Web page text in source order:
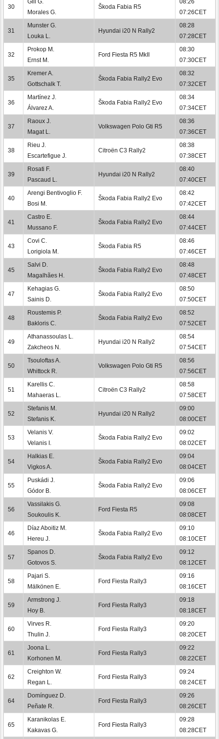
30
Gill G.
Morales G.
Škoda Fabia R5
08:26
07:26CET
31
Munster G.
Louka L.
Hyundai i20 N Rally2
08:28
07:28CET
32
Prokop M.
Ernst M.
Ford Fiesta R5 MkII
08:30
07:30CET
35
Kremer A.
Gottschalk T.
Škoda Fabia Rally2 Evo
08:32
07:32CET
36
Martínez J.
Álvarez A.
Škoda Fabia Rally2 Evo
08:34
07:34CET
37
Raoux J.
Magat L.
Volkswagen Polo Gti R5
08:36
07:36CET
38
Rieu J.
Escartefigue J.
Citroën C3 Rally2
08:38
07:38CET
39
Rosati F.
Pascaud L.
Hyundai i20 N Rally2
08:40
07:40CET
40
Arengi Bentivoglio F.
Bosi M.
Škoda Fabia Rally2 Evo
08:42
07:42CET
41
Castro E.
Mussano F.
Škoda Fabia Rally2 Evo
08:44
07:44CET
43
Covi C.
Lorigiola M.
Škoda Fabia R5
08:46
07:46CET
45
Salvi D.
Magalhães H.
Škoda Fabia Rally2 Evo
08:48
07:48CET
47
Kehagias G.
Sainis D.
Škoda Fabia Rally2 Evo
08:50
07:50CET
48
Roustemis P.
Bakloris C.
Škoda Fabia Rally2 Evo
08:52
07:52CET
49
Athanassoulas L.
Zakcheos N.
Hyundai i20 N Rally2
08:54
07:54CET
50
Tsouloftas A.
Whittock R.
Volkswagen Polo Gti R5
08:56
07:56CET
51
Karellis C.
Mahaeras L.
Citroën C3 Rally2
08:58
07:58CET
52
Stefanis M.
Stefanis K.
Hyundai i20 N Rally2
09:00
08:00CET
53
Velanis V.
Velanis I.
Škoda Fabia Rally2 Evo
09:02
08:02CET
54
Halkias E.
Vigkos A.
Škoda Fabia Rally2 Evo
09:04
08:04CET
55
Puskádi J.
Gódor B.
Škoda Fabia Rally2 Evo
09:06
08:06CET
56
Vassilakis G.
Soukoulis K.
Ford Fiesta R5
09:08
08:08CET
46
Díaz Aboitiz M.
Hereu J.
Škoda Fabia Rally2 Evo
09:10
08:10CET
57
Spanos D.
Gotovos S.
Škoda Fabia Rally2 Evo
09:12
08:12CET
58
Pajari S.
Mälkönen E.
Ford Fiesta Rally3
09:16
08:16CET
59
Armstrong J.
Hoy B.
Ford Fiesta Rally3
09:18
08:18CET
60
Virves R.
Thulin J.
Ford Fiesta Rally3
09:20
08:20CET
61
Joona L.
Korhonen M.
Ford Fiesta Rally3
09:22
08:22CET
62
Creighton W.
Regan L.
Ford Fiesta Rally3
09:24
08:24CET
64
Domínguez D.
Peñate R.
Ford Fiesta Rally3
09:26
08:26CET
65
Karanikolas E.
Kakavas G.
Ford Fiesta Rally3
09:28
08:28CET